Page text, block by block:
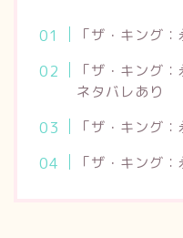
「ザ・キング
「ザ・キング
ネタバレあり
「ザ・キング
「ザ・キング